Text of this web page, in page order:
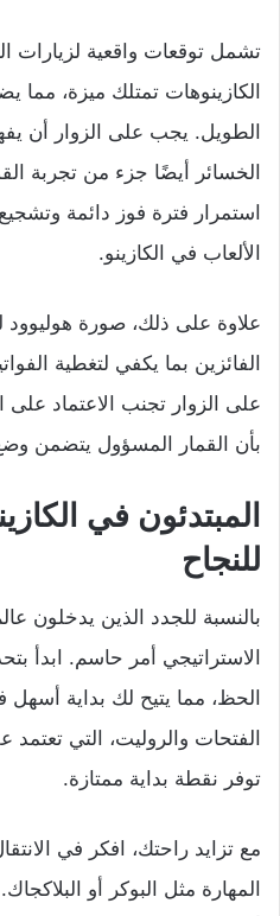
تشمل توقعات واقعية لزيارات
الكازينوهات تمتلك ميزة، مما
الطويل. يجب على الزوار أن
الخسائر أيضًا جزء من تجربة
استمرار فترة فوز دائمة
الألعاب في الكازينو.
علاوة على ذلك، صورة هوليوود
الفائزين بما يكفي لتغطية
على الزوار تجنب الاعتماد على
بأن القمار المسؤول يتضمن وضع
المبتدئون في
للنجاح
بالنسبة للجدد الذين يدخلون
الاستراتيجي أمر حاسم. ابدأ
الحظ، مما يتيح لك بداية أسهل
الفتحات والروليت، التي
توفر نقطة بداية ممتازة.
مع تزايد راحتك، افكر في
المهارة مثل البوكر أو